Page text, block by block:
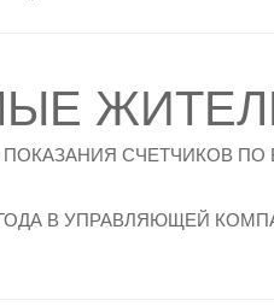
СЧЕТЧИКОВ ПО
ГОДА В УПРАВЛЯЮЩЕЙ